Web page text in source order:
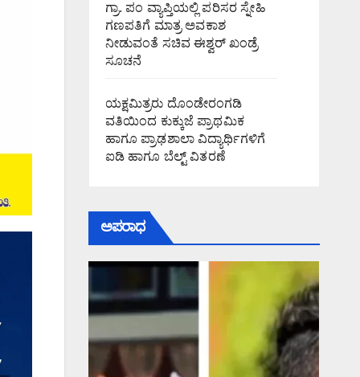
ಗ್ರಾ. ಪಂ ವ್ಯಾಪ್ತಿಯಲ್ಲಿ ಪರಿಸರ ಸ್ನೇಹಿ
ಗಣಪತಿಗೆ ಮಾತ್ರ ಅವಕಾಶ
ನೀಡುವಂತೆ ಸಚಿವ ಈಶ್ವರ್ ಖಂಡ್ರೆ
ಸೂಚನೆ
ಯಕ್ಷಮಿತ್ರರು ದೊಂಡೇರಂಗಡಿ
ವತಿಯಿಂದ ಕುಕ್ಕುಜೆ ಪ್ರಾಥಮಿಕ
ಹಾಗೂ ಪ್ರಾಢಶಾಲಾ ವಿದ್ಯಾರ್ಥಿಗಳಿಗೆ
ಐಡಿ ಹಾಗೂ ಬೆಲ್ಟ್ ವಿತರಣೆ
ಅಪರಾಧ